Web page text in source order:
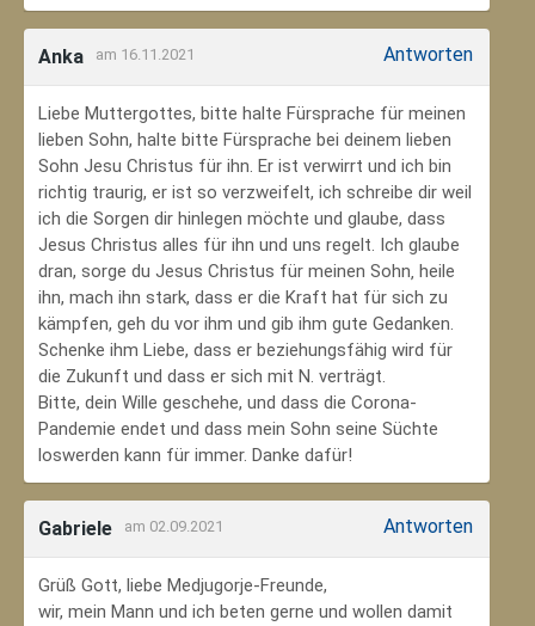
Anka am 16.11.2021 Antworten
Liebe Muttergottes, bitte halte Fürsprache für meinen
lieben Sohn, halte bitte Fürsprache bei deinem lieben
Sohn Jesu Christus für ihn. Er ist verwirrt und ich bin
richtig traurig, er ist so verzweifelt, ich schreibe dir weil
ich die Sorgen dir hinlegen möchte und glaube, dass
Jesus Christus alles für ihn und uns regelt. Ich glaube
dran, sorge du Jesus Christus für meinen Sohn‚ heile
ihn, mach ihn stark, dass er die Kraft hat für sich zu
kämpfen, geh du vor ihm und gib ihm gute Gedanken.
Schenke ihm Liebe, dass er beziehungsfähig wird für
die Zukunft und dass er sich mit N. verträgt.
Bitte, dein Wille geschehe, und dass die Corona-
Pandemie endet und dass mein Sohn seine Süchte
loswerden kann für immer. Danke dafür!
Gabriele am 02.09.2021 Antworten
Grüß Gott, liebe Medjugorje-Freunde,
wir, mein Mann und ich beten gerne und wollen damit